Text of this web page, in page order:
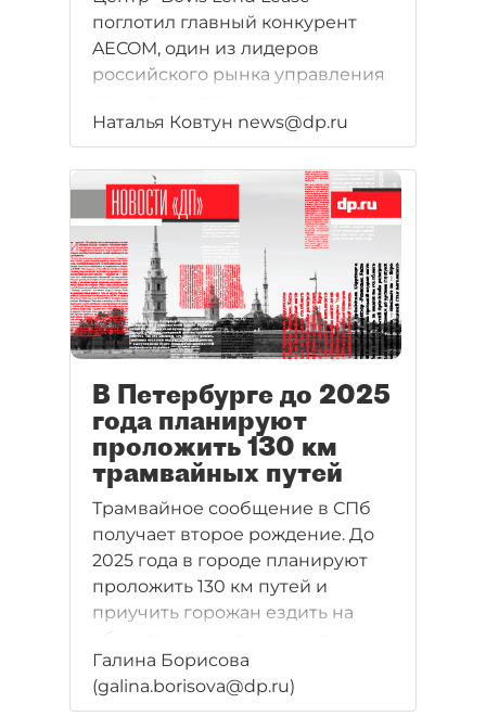
поглотил главный конкурент
AECOM, один из лидеров
российского рынка управления
Сделка оценивается в $40 млн.
Наталья Ковтун news@dp.ru
В Петербурге до 2025
года планируют
проложить 130 км
трамвайных путей
Трамвайное сообщение в СПб
получает второе рождение. До
2025 года в городе планируют
проложить 130 км путей и
приучить горожан ездить на
Галина Борисова
(galina.borisova@dp.ru)